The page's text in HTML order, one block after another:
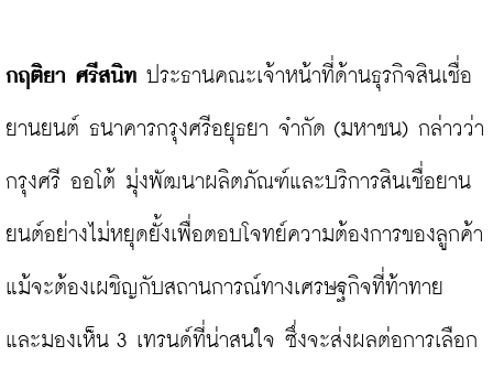
กฤติยา ศรีสนิท ประธานคณะเจ้าหน้าที่ด้านธุรกิจสินเชื่อ
ยานยนต์ ธนาคารกรุงศรีอยุธยา จำกัด (มหาชน) กล่าวว่า
กรุงศรี ออโต้ มุ่งพัฒนาผลิตภัณฑ์และบริการสินเชื่อยาน
ยนต์อย่างไม่หยุดยั้งเพื่อตอบโจทย์ความต้องการของลูกค้า
แม้จะต้องเผชิญกับสถานการณ์ทางเศรษฐกิจที่ท้าทาย
และมองเห็น 3 เทรนด์ที่น่าสนใจ ซึ่งจะส่งผลต่อการเลือก